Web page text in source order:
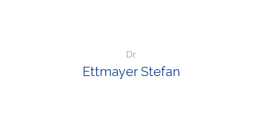
Dr.
Ettmayer Stefan